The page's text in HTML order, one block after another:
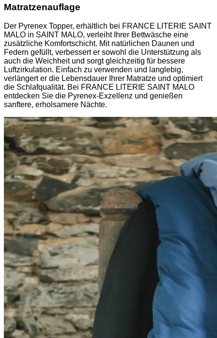
Matratzenauflage
Der Pyrenex Topper, erhältlich bei FRANCE LITERIE SAINT
MALO in SAINT MALO, verleiht Ihrer Bettwäsche eine
zusätzliche Komfortschicht. Mit natürlichen Daunen und
Federn gefüllt, verbessert er sowohl die Unterstützung als
auch die Weichheit und sorgt gleichzeitig für bessere
Luftzirkulation. Einfach zu verwenden und langlebig,
verlängert er die Lebensdauer Ihrer Matratze und optimiert
die Schlafqualität. Bei FRANCE LITERIE SAINT MALO
entdecken Sie die Pyrenex-Exzellenz und genießen
sanftere, erholsamere Nächte.